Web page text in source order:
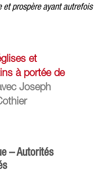
et prospère ayant autrefois
et
à portée de
Joseph
– Autorités